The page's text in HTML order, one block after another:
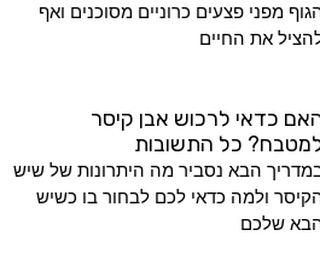
מפני פצעים כרוניים מסוכנים ואף
את החיים
כדאי לרכוש אבן קיסר
כל התשובות
הבא נסביר מה היתרונות של שיש
ולמה כדאי לכם לבחור בו כשיש
שלכם